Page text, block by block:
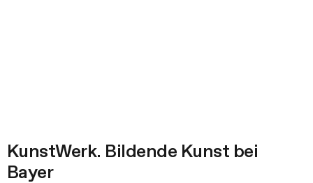
KunstWerk. Bildende Kunst bei
Bayer